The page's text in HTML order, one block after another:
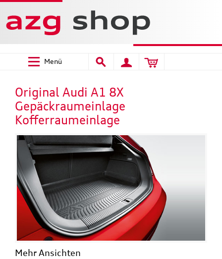
Menü
Original Audi A1 8X
Gepäckraumeinlage
Kofferraumeinlage
Mehr Ansichten